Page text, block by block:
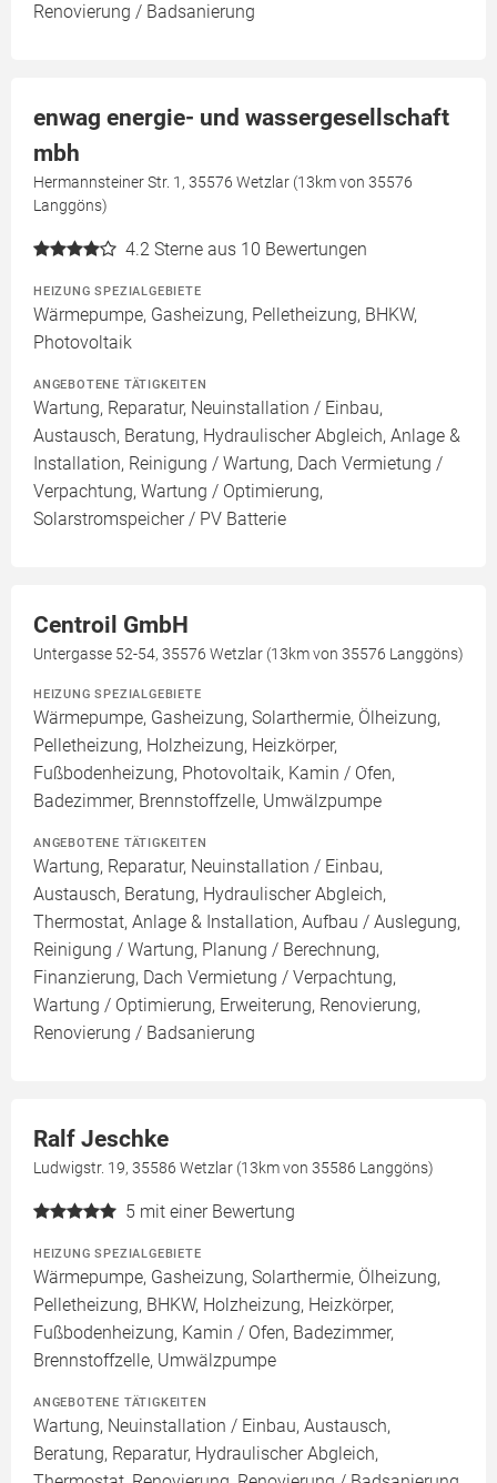
Renovierung / Badsanierung
enwag energie- und wassergesellschaft
mbh
Hermannsteiner Str. 1, 35576 Wetzlar (13km von 35576
Langgöns)
4.2 Sterne aus 10 Bewertungen
HEIZUNG SPEZIALGEBIETE
Wärmepumpe, Gasheizung, Pelletheizung, BHKW,
Photovoltaik
ANGEBOTENE TÄTIGKEITEN
Wartung, Reparatur, Neuinstallation / Einbau,
Austausch, Beratung, Hydraulischer Abgleich, Anlage &
Installation, Reinigung / Wartung, Dach Vermietung /
Verpachtung, Wartung / Optimierung,
Solarstromspeicher / PV Batterie
Centroil GmbH
Untergasse 52-54, 35576 Wetzlar (13km von 35576 Langgöns)
HEIZUNG SPEZIALGEBIETE
Wärmepumpe, Gasheizung, Solarthermie, Ölheizung,
Pelletheizung, Holzheizung, Heizkörper,
Fußbodenheizung, Photovoltaik, Kamin / Ofen,
Badezimmer, Brennstoffzelle, Umwälzpumpe
ANGEBOTENE TÄTIGKEITEN
Wartung, Reparatur, Neuinstallation / Einbau,
Austausch, Beratung, Hydraulischer Abgleich,
Thermostat, Anlage & Installation, Aufbau / Auslegung,
Reinigung / Wartung, Planung / Berechnung,
Finanzierung, Dach Vermietung / Verpachtung,
Wartung / Optimierung, Erweiterung, Renovierung,
Renovierung / Badsanierung
Ralf Jeschke
Ludwigstr. 19, 35586 Wetzlar (13km von 35586 Langgöns)
5 mit einer Bewertung
HEIZUNG SPEZIALGEBIETE
Wärmepumpe, Gasheizung, Solarthermie, Ölheizung,
Pelletheizung, BHKW, Holzheizung, Heizkörper,
Fußbodenheizung, Kamin / Ofen, Badezimmer,
Brennstoffzelle, Umwälzpumpe
ANGEBOTENE TÄTIGKEITEN
Wartung, Neuinstallation / Einbau, Austausch,
Beratung, Reparatur, Hydraulischer Abgleich,